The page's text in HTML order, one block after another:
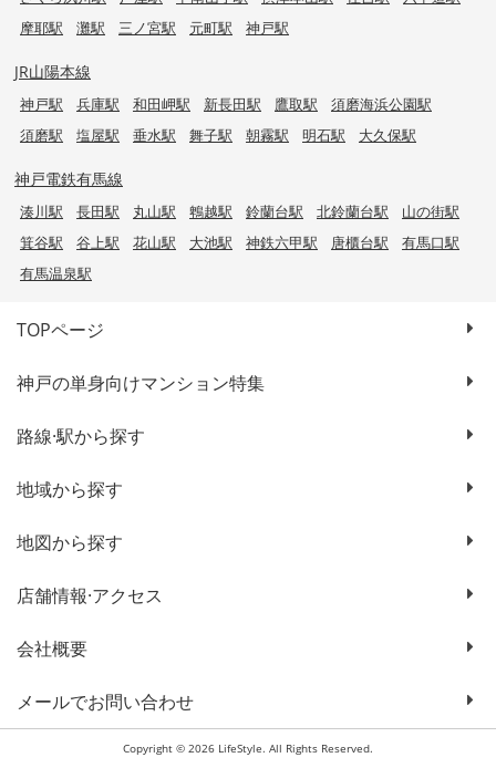
摩耶駅
灘駅 三ノ宮駅 元町駅 神戸駅
JR山陽本線
神戸駅 兵庫駅 和田岬駅 新長田駅 鷹取駅
須磨海浜公園駅
須磨駅
塩屋駅 垂水駅 舞子駅 朝霧駅 明石駅 大久保駅
神戸電鉄有馬線
湊川駅 長田駅 丸山駅 鵯越駅 鈴蘭台駅 北鈴蘭台駅
山の街駅
箕谷駅
谷上駅 花山駅 大池駅 神鉄六甲駅 唐櫃台駅
有馬口駅
有馬温泉駅
TOPページ
神戸の単身向けマンション特集
路線·駅から探す
地域から探す
地図から探す
店舗情報·アクセス
会社概要
メールでお問い合わせ
Copyright © 2026 LifeStyle. All Rights Reserved.